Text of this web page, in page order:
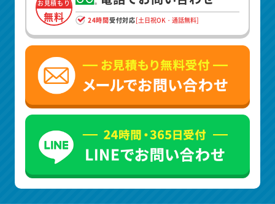
お見積もり
無料 24時間受付対応[土日祝OK・通話無料]